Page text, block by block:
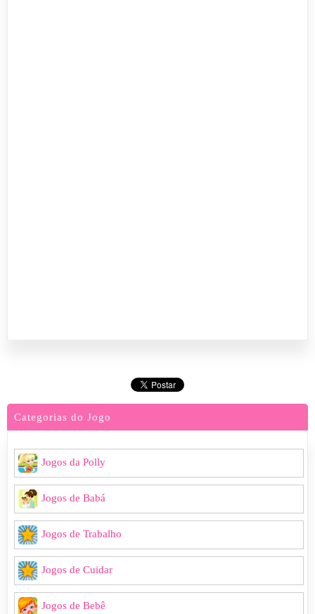
Categorias do Jogo
Jogos da Polly
Jogos de Babá
Jogos de Trabalho
Jogos de Cuidar
Jogos de Bebê